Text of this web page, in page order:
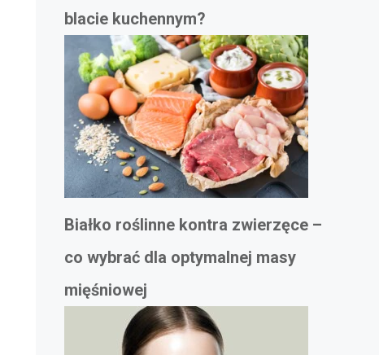
blacie kuchennym?
Białko roślinne kontra zwierzęce –
co wybrać dla optymalnej masy
mięśniowej